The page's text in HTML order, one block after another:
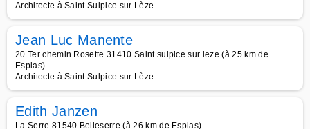
Architecte à Saint Sulpice sur Lèze
Jean Luc Manente
20 Ter chemin Rosette 31410 Saint sulpice sur leze (à 25 km de
Esplas)
Architecte à Saint Sulpice sur Lèze
Edith Janzen
La Serre 81540 Belleserre (à 26 km de Esplas)